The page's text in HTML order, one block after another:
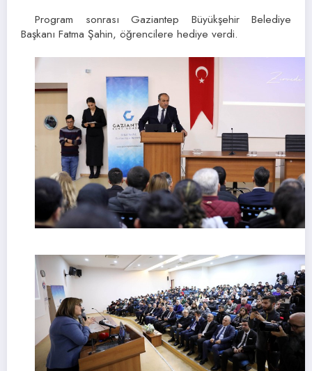
Program sonrası Gaziantep Büyükşehir Belediye
Başkanı Fatma Şahin, öğrencilere hediye verdi.